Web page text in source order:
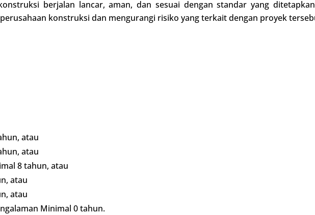
berjalan lancar, aman, dan sesuai dengan standar yang
konstruksi dan mengurangi risiko yang terkait dengan proyek
atau
atau
8 tahun, atau
atau
atau
Minimal 0 tahun.